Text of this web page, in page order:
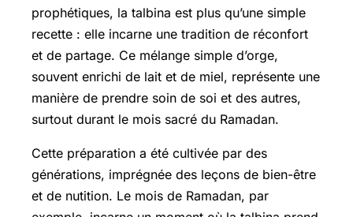
prophétiques, la talbina est plus qu’une simple
recette : elle incarne une tradition de réconfort
et de partage. Ce mélange simple d’orge,
souvent enrichi de lait et de miel, représente une
manière de prendre soin de soi et des autres,
surtout durant le mois sacré du Ramadan.
Cette préparation a été cultivée par des
générations, imprégnée des leçons de bien-être
et de nutition. Le mois de Ramadan, par